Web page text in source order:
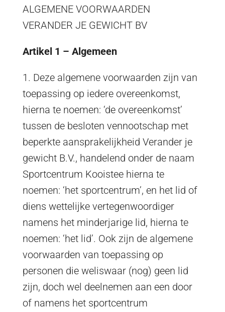
ALGEMENE VOORWAARDEN
VERANDER JE GEWICHT BV
Artikel 1 – Algemeen
1. Deze algemene voorwaarden zijn van
toepassing op iedere overeenkomst,
hierna te noemen: ‘de overeenkomst’
tussen de besloten vennootschap met
beperkte aansprakelijkheid Verander je
gewicht B.V., handelend onder de naam
Sportcentrum Kooistee hierna te
noemen: ‘het sportcentrum’, en het lid of
diens wettelijke vertegenwoordiger
namens het minderjarige lid, hierna te
noemen: ‘het lid’. Ook zijn de algemene
voorwaarden van toepassing op
personen die weliswaar (nog) geen lid
zijn, doch wel deelnemen aan een door
of namens het sportcentrum